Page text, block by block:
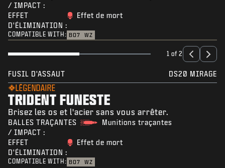
/ IMPACT :
EFFET
D'ÉLIMINATION :
Effet de mort
COMPATIBLE WITH: BO7 WZ
1 of 2
FUSIL D'ASSAUT DS20 MIRAGE
LÉGENDAIRE
TRIDENT FUNESTE
Brisez les os et l'acier sans vous arrêter.
BALLES TRAÇANTES
/ IMPACT :
Munitions traçantes
EFFET
D'ÉLIMINATION :
Effet de mort
COMPATIBLE WITH: BO7 WZ